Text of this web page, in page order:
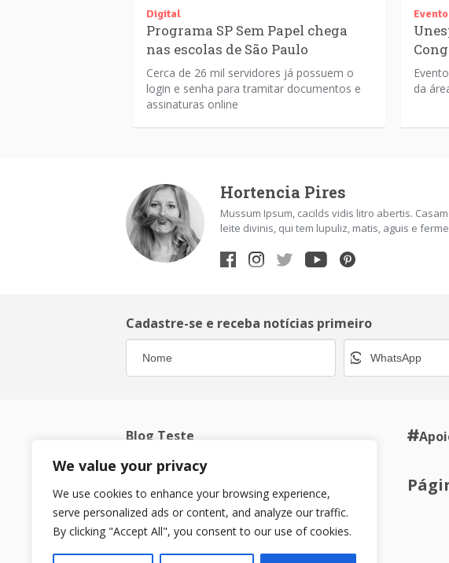
We value your privacy
We use cookies to enhance your browsing experience,
serve personalized ads or content, and analyze our traffic.
By clicking "Accept All", you consent to our use of cookies.
Digital
Programa SP Sem Papel chega
nas escolas de São Paulo
Cerca de 26 mil servidores já possuem o
login e senha para tramitar documentos e
assinaturas online
Evento
da
Hortencia Pires
Mussum Ipsum, cacilds vidis litro abertis.
leite divinis, qui tem lupuliz, matis, aguis e
Cadastre-se e receba notícias primeiro
Blog Teste
Só mais um site Marília do Bem sites